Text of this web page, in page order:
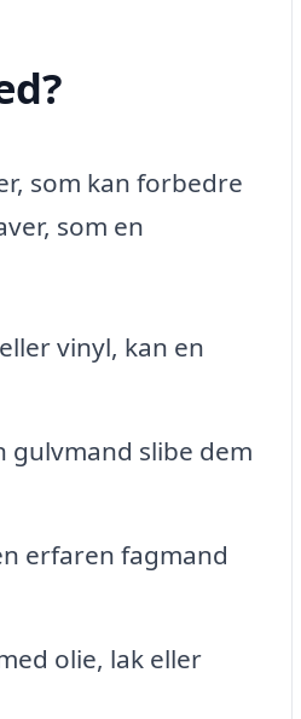
som kan forbedre
som en
vinyl, kan en
gulvmand slibe dem
erfaren fagmand
olie, lak eller